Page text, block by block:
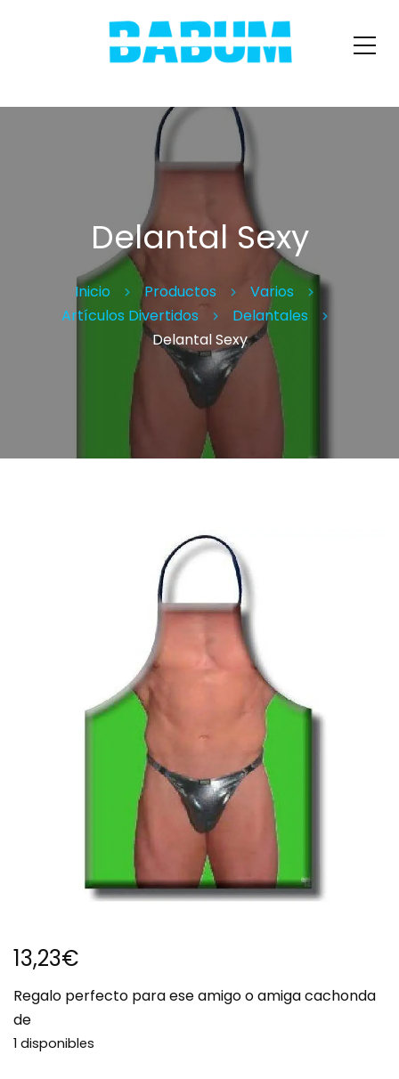
Delantal Sexy
Inicio Productos
Varios
Artículos Divertidos
Delantales
Delantal Sexy
13,23€
Regalo perfecto para ese amigo o amiga cachonda
de
1 disponibles